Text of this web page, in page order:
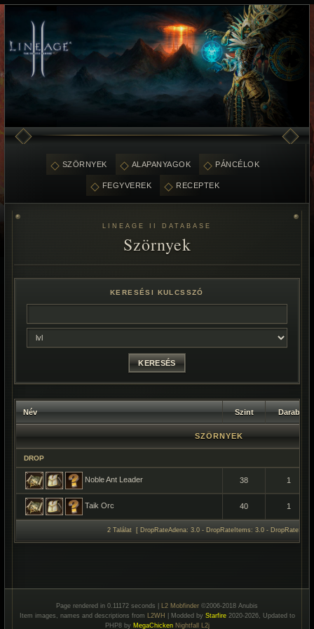
SZÖRNYEK ALAPANYAGOK PÁNCÉLOK
FEGYVEREK RECEPTEK
LINEAGE II DATABASE
Szörnyek
KERESÉSI KULCSSZÓ
Név Szint Darab
SZÖRNYEK
DROP
Noble Ant Leader 38 1
Taik Orc 40 1
2 Találat [ DropRateAdena: 3.0 - DropRateItems: 3.0 -
Page rendered in 0.11172 seconds | L2 Mobfinder ©2006-2018 Anubis
Item images, names and descriptions from L2WH | Modded by Starfire2020-2026, Updated to
PHP8 by MegaChicken Nightfall L2j